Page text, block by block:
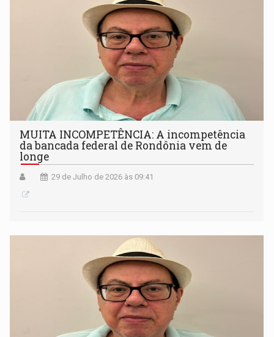
MUITA INCOMPETÊNCIA: A incompetência
da bancada federal de Rondônia vem de
longe
29 de Julho de 2026 às 09:41